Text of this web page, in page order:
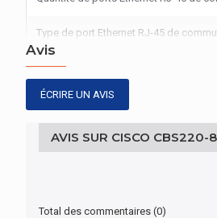
Type de port Ethernet RJ-45 de
GESTION D'ÉNERGIE
Tension d'entrée AC
Fréquence d'entrée AC
Température d'opération
Avis
ÉCRIRE UN AVIS
AVIS SUR CISCO CBS220-
Total des commentaires (0)